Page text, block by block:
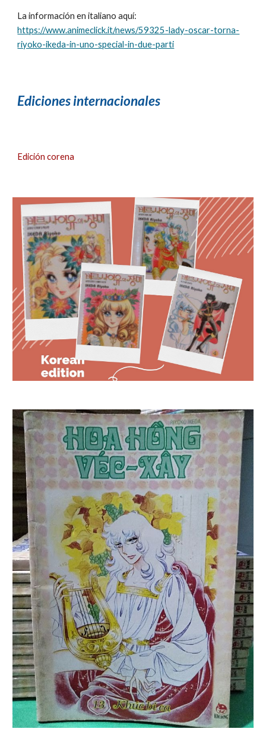
La información en italiano aquí:
https://www.animeclick.it/news/59325-lady-oscar-torna-
riyoko-ikeda-in-uno-special-in-due-parti
Ediciones internacionales
Edición corena